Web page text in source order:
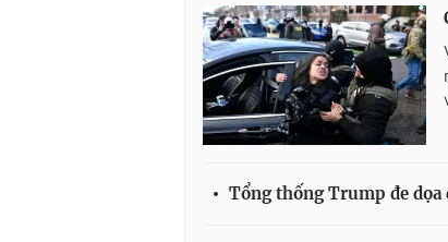
Tổng thống Trump đe